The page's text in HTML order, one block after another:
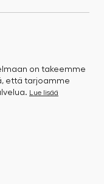
on takeemme
että tarjoamme
Lue lisää